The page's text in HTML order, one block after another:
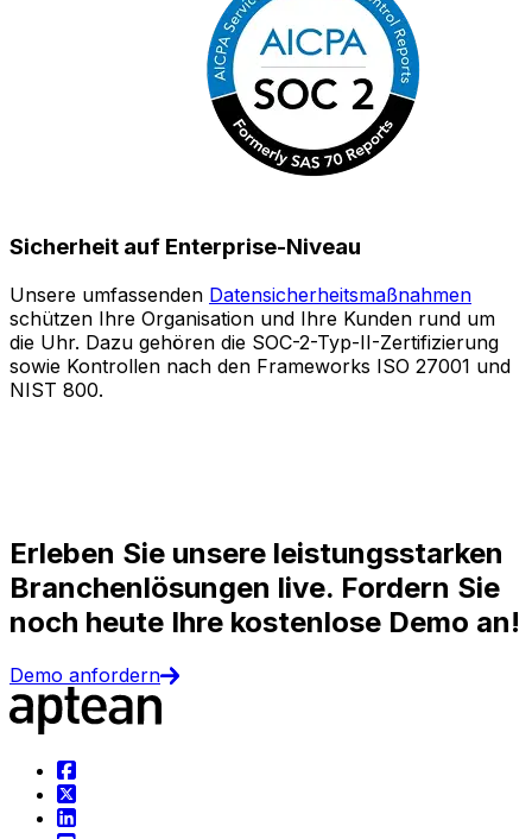
Sicherheit auf Enterprise-Niveau
Unsere umfassenden Datensicherheitsmaßnahmen
schützen Ihre Organisation und Ihre Kunden rund um
die Uhr. Dazu gehören die SOC-2-Typ-II-Zertifizierung
sowie Kontrollen nach den Frameworks ISO 27001 und
NIST 800.
Erleben Sie unsere leistungsstarken
Branchenlösungen live. Fordern Sie
noch heute Ihre kostenlose Demo an!
Demo anfordern